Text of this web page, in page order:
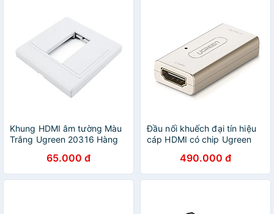
Khung HDMI âm tường Màu
Trắng Ugreen 20316 Hàng
65.000 đ
Đầu nối khuếch đại tín hiệu
cáp HDMI có chip Ugreen
490.000 đ